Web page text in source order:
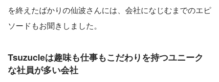
を終えたばかりの仙波さんには、会社になじむまでのエピ
ソードもお聞きしました。
Tsuzucleは趣味も仕事もこだわりを持つユニーク
な社員が多い会社